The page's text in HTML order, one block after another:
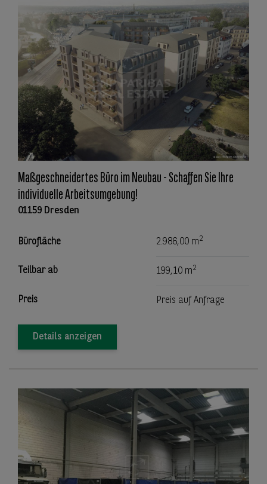
Maßgeschneidertes Büro im Neubau - Schaffen Sie Ihre
individuelle Arbeitsumgebung!
01159 Dresden
Bürofläche 2.986,00 m2
Teilbar ab 199,10 m2
Preis Preis auf Anfrage
Details anzeigen